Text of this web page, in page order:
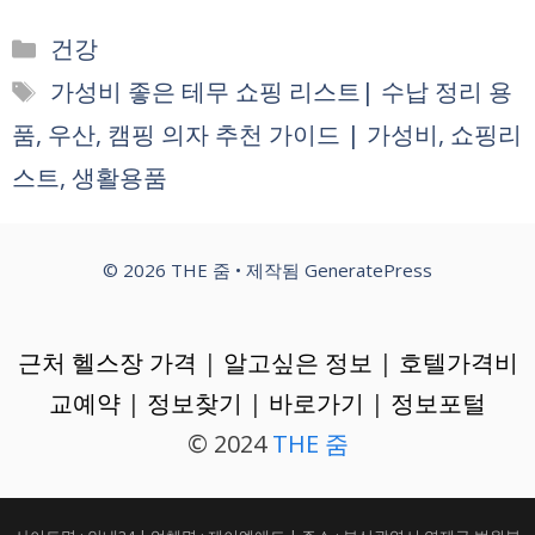
카
테
리
건강
태
그
가성비 좋은 테무 쇼핑 리스트| 수납 정리 용
품, 우산, 캠핑 의자 추천 가이드 | 가성비, 쇼핑리
스트, 생활용품
© 2026 THE 줌 • 제작됨 GeneratePress
근처 헬스장 가격 | 알고싶은 정보 | 호텔가격비
교예약 | 정보찾기 | 바로가기 | 정보포털
© 2024THE 줌